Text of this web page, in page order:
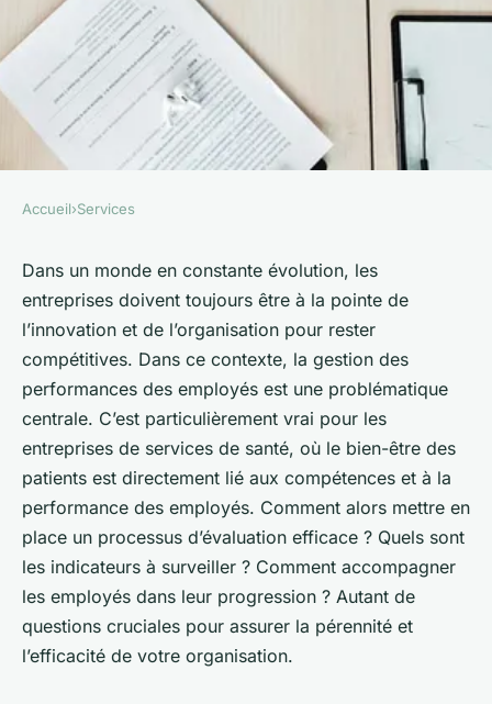
Quelle méthode pour évaluer
la performance des employés
dans une entreprise de
services de santé?
6 min de lecture
Accueil›Services
Dans un monde en constante évolution, les
entreprises doivent toujours être à la pointe de
l’innovation et de l’organisation pour rester
compétitives. Dans ce contexte, la gestion des
performances des employés est une problématique
centrale. C’est particulièrement vrai pour les
entreprises de services de santé, où le bien-être des
patients est directement lié aux compétences et à la
performance des employés. Comment alors mettre en
place un processus d’évaluation efficace ? Quels sont
les indicateurs à surveiller ? Comment accompagner
les employés dans leur progression ? Autant de
questions cruciales pour assurer la pérennité et
l’efficacité de votre organisation.